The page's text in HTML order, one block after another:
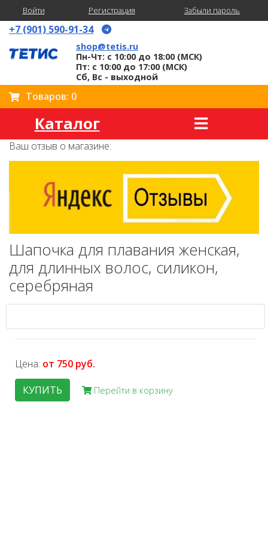
Войти Регистрация Забыли пароль
+7 (901) 590-91-34
shop@tetis.ru
Пн-Чт: с 10:00 до 18:00 (МСК)
Пт: с 10:00 до 17:00 (МСК)
Сб, Вс - выходной
Товаров: 0
Каталог
Ваш отзыв о магазине:
Шапочка для плавания женская,
для длинных волос, силикон,
серебряная
Цена: от 750 руб.
КУПИТЬ
Перейти в корзину